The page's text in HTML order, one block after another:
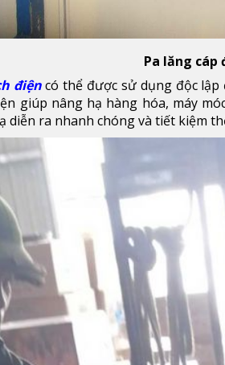
Pa lăng cáp
điệncó thể được sử dụng độc lập
giúp nâng hạ hàng hóa, máy
diễn ra nhanh chóng và tiết kiệm